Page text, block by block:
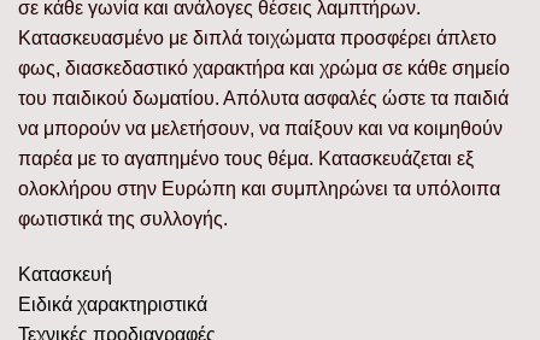
σε κάθε γωνία και ανάλογες θέσεις λαμπτήρων.
Κατασκευασμένο με διπλά τοιχώματα προσφέρει άπλετο
φως, διασκεδαστικό χαρακτήρα και χρώμα σε κάθε σημείο
του παιδικού δωματίου. Απόλυτα ασφαλές ώστε τα παιδιά
να μπορούν να μελετήσουν, να παίξουν και να κοιμηθούν
παρέα με το αγαπημένο τους θέμα. Κατασκευάζεται εξ
ολοκλήρου στην Ευρώπη και συμπληρώνει τα υπόλοιπα
φωτιστικά της συλλογής.
Κατασκευή
Ειδικά χαρακτηριστικά
Τεχνικές προδιαγραφές